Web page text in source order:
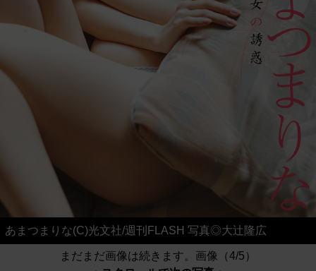
あまつまりな(C)光文社/週刊FLASH 写真◎大辻隆広
まだまだ画像は続きます。画像（4/5）